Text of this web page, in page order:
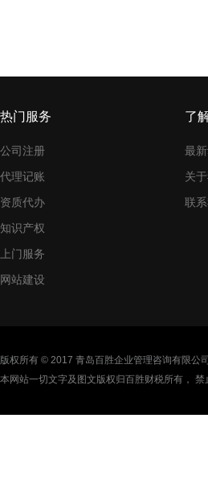
热门服务
公司注册
代理记账
资质代办
知识产权
上门服务
网站建设
了
最
关
联
版权所有 © 2017 青岛百胜企业管理咨询有限公司
本网站一切文字及图文版权归百胜财税所有，